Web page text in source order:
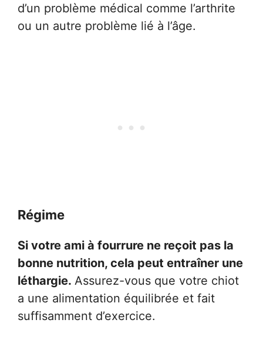
d’un problème médical comme l’arthrite
ou un autre problème lié à l’âge.
Régime
Si votre ami à fourrure ne reçoit pas la
bonne nutrition, cela peut entraîner une
léthargie. Assurez-vous que votre chiot
a une alimentation équilibrée et fait
suffisamment d’exercice.